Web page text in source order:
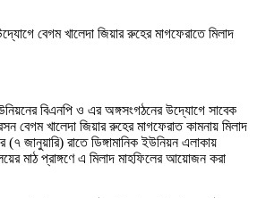
বেগম খালেদা জিয়ার রুহের মাগফেরাতে মিলাদ
বিএনপি ও এর অঙ্গসংগঠনের উদ্যোগে সাবেক
বেগম খালেদা জিয়ার রুহের মাগফেরাত কামনায় মিলাদ
জানুয়ারি) রাতে ডিঙ্গামানিক ইউনিয়ন এলাকায়
মাঠ প্রাঙ্গণে এ মিলাদ মাহফিলের আয়োজন করা